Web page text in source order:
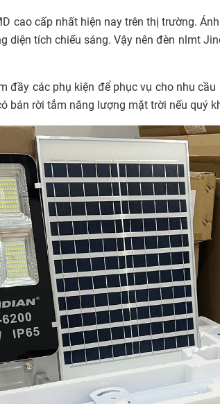
cao cấp nhất hiện nay trên thị trường.
diện tích chiếu sáng. Vậy nên đèn nlmt
đầy các phụ kiện để phục vụ cho nhu
bán rời tắm năng lượng mặt trời nếu quý